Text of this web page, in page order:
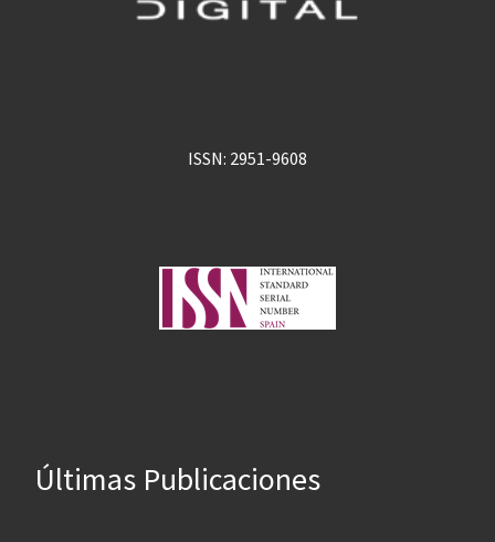
ISSN: 2951-9608
Últimas Publicaciones